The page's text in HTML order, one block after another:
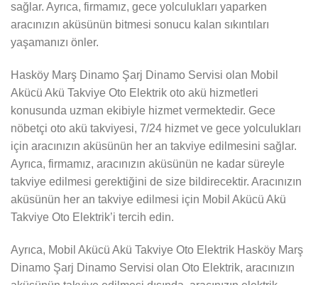
sağlar. Ayrıca, firmamız, gece yolculukları yaparken
aracınızın aküsünün bitmesi sonucu kalan sıkıntıları
yaşamanızı önler.
Hasköy Marş Dinamo Şarj Dinamo Servisi olan Mobil
Akücü Akü Takviye Oto Elektrik oto akü hizmetleri
konusunda uzman ekibiyle hizmet vermektedir. Gece
nöbetçi oto akü takviyesi, 7/24 hizmet ve gece yolculukları
için aracınızın aküsünün her an takviye edilmesini sağlar.
Ayrıca, firmamız, aracınızın aküsünün ne kadar süreyle
takviye edilmesi gerektiğini de size bildirecektir. Aracınızın
aküsünün her an takviye edilmesi için Mobil Akücü Akü
Takviye Oto Elektrik’i tercih edin.
Ayrıca, Mobil Akücü Akü Takviye Oto Elektrik Hasköy Marş
Dinamo Şarj Dinamo Servisi olan Oto Elektrik, aracınızın